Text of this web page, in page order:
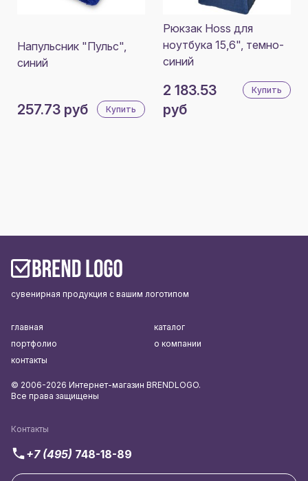
Напульсник "Пульс",
синий
257.73 руб Купить
Рюкзак Hoss для
ноутбука 15,6", темно-
синий
2 183.53
руб
Купить
сувенирная продукция с вашим логотипом
Контакты
+7 (495) 748-18-89
главная
каталог
портфолио
о компании
контакты
© 2006-2026 Интернет-магазин BRENDLOGO.
Все права защищены